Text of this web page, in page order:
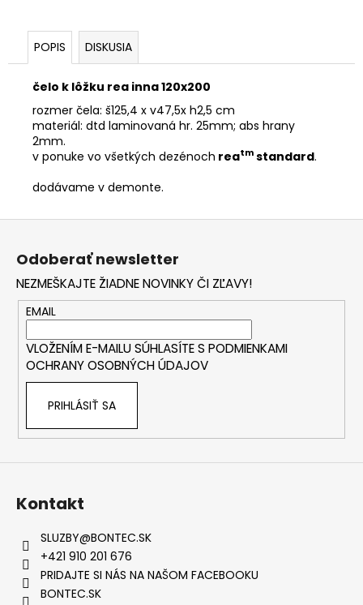
POPIS DISKUSIA
čelo k lôžku rea inna 120x200
rozmer čela: š125,4 x v47,5x h2,5 cm
materiál: dtd laminovaná hr. 25mm; abs hrany
2mm.
v ponuke vo všetkých dezénoch reatm standard.
dodávame v demonte.
Z
Odoberať newsletter
NEZMEŠKAJTE ŽIADNE NOVINKY ČI ZĽAVY!
EMAIL
VLOŽENÍM E-MAILU SÚHLASÍTE S PODMIENKAMI
OCHRANY OSOBNÝCH ÚDAJOV
PRIHLÁSIŤ SA
Kontakt
SLUZBY@BONTEC.SK
+421 910 201 676
PRIDAJTE SI NÁS NA NAŠOM FACEBOOKU
BONTEC.SK